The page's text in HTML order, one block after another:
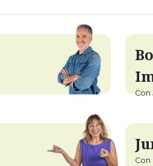
Con
Con